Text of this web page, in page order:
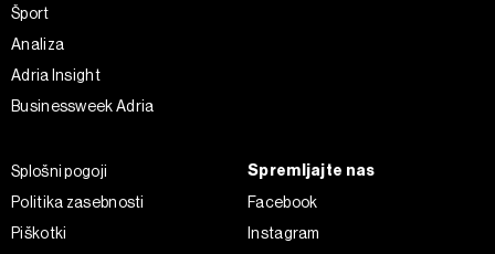
kadar koli prekličete brez kakršnih koli posledic.
Šport
Analiza
Adria Insight
Businessweek Adria
Splošni pogoji
Politika zasebnosti
Piškotki
Spremljajte nas
Facebook
Instagram